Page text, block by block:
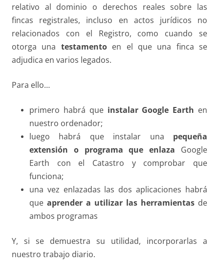
relativo al dominio o derechos reales sobre las
fincas registrales, incluso en actos jurídicos no
relacionados con el Registro, como cuando se
otorga una testamentoen el que una finca se
adjudica en varios legados.
Para ello…
primero habrá que instalar Google Earth en
nuestro ordenador;
luego habrá que instalar una pequeña
extensión o programa que enlaza Google
Earth con el Catastro y comprobar que
funciona;
una vez enlazadas las dos aplicaciones habrá
que aprender a utilizar las herramientas de
ambos programas
Y, si se demuestra su utilidad, incorporarlas a
nuestro trabajo diario.